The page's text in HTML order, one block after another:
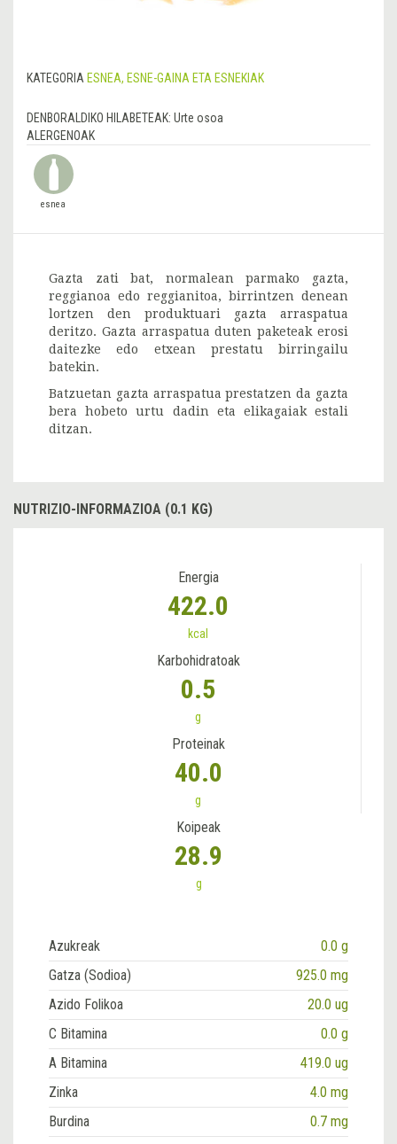
KATEGORIA ESNEA, ESNE-GAINA ETA ESNEKIAK
DENBORALDIKO HILABETEAK: Urte osoa
ALERGENOAK
esnea
Gazta zati bat, normalean parmako gazta,
reggianoa edo reggianitoa, birrintzen denean
lortzen den produktuari gazta arraspatua
deritzo. Gazta arraspatua duten paketeak erosi
daitezke edo etxean prestatu birringailu
batekin.
Batzuetan gazta arraspatua prestatzen da gazta
bera hobeto urtu dadin eta elikagaiak estali
ditzan.
NUTRIZIO-INFORMAZIOA (0.1 KG)
Energia
422.0
kcal
Karbohidratoak
0.5
g
Proteinak
40.0
g
Koipeak
28.9
g
Azukreak
0.0 g
Gatza (Sodioa)
925.0 mg
Azido Folikoa
20.0 ug
C Bitamina
0.0 g
A Bitamina
419.0 ug
Zinka
4.0 mg
Burdina
0.7 mg